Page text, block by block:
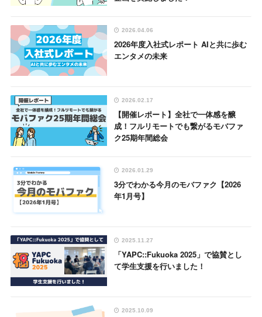
2026.04.06
2026年度入社式レポート AIと共に歩む
エンタメの未来
2026.02.17
【開催レポート】全社で一体感を醸
成！フルリモートでも繋がるモバファ
ク25期年間総会
2026.01.29
3分でわかる今月のモバファク【2026
年1月号】
2025.11.27
「YAPC::Fukuoka 2025」で協賛とし
て学生支援を行いました！
2025.10.09